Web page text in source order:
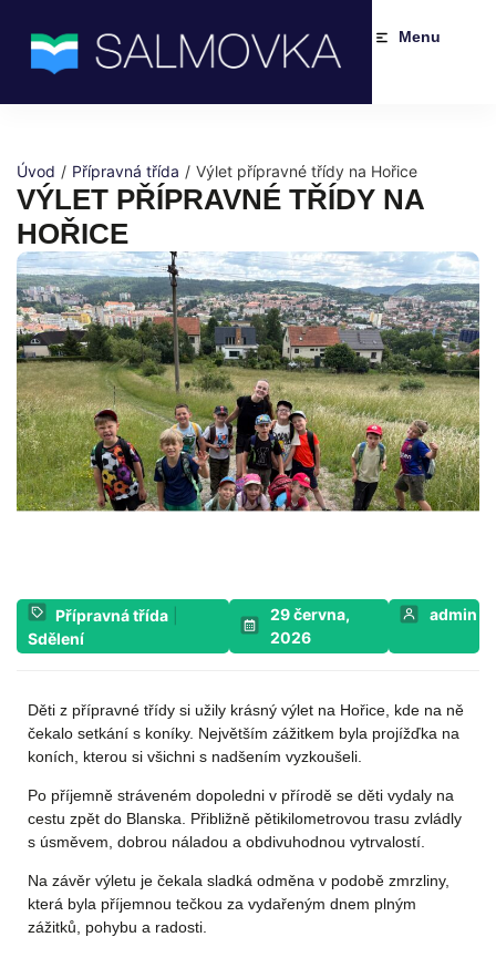
Menu
Úvod / Přípravná třída / Výlet přípravné třídy na Hořice
VÝLET PŘÍPRAVNÉ TŘÍDY NA
HOŘICE
Přípravná třída
Sdělení
29 června,
2026
admin
Děti z přípravné třídy si užily krásný výlet na Hořice, kde na ně
čekalo setkání s koníky. Největším zážitkem byla projížďka na
koních, kterou si všichni s nadšením vyzkoušeli.
Po příjemně stráveném dopoledni v přírodě se děti vydaly na
cestu zpět do Blanska. Přibližně pětikilometrovou trasu zvládly
s úsměvem, dobrou náladou a obdivuhodnou vytrvalostí.
Na závěr výletu je čekala sladká odměna v podobě zmrzliny,
která byla příjemnou tečkou za vydařeným dnem plným
zážitků, pohybu a radosti.